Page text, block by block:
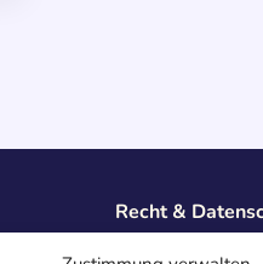
Recht &